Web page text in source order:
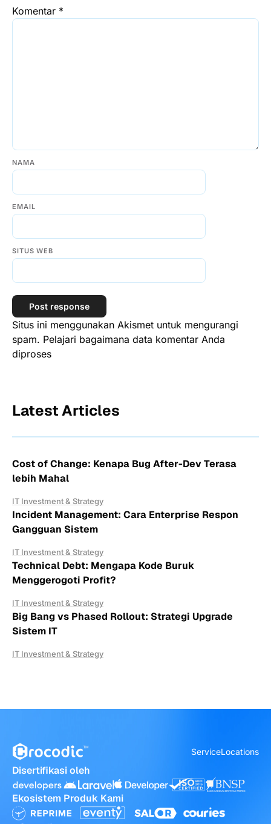
Komentar *
NAMA
EMAIL
SITUS WEB
Situs ini menggunakan Akismet untuk mengurangi
spam. Pelajari bagaimana data komentar Anda
diproses
Latest Articles
Cost of Change: Kenapa Bug After-Dev Terasa
lebih Mahal
IT Investment & Strategy
Incident Management: Cara Enterprise Respon
Gangguan Sistem
IT Investment & Strategy
Technical Debt: Mengapa Kode Buruk
Menggerogoti Profit?
IT Investment & Strategy
Big Bang vs Phased Rollout: Strategi Upgrade
Sistem IT
IT Investment & Strategy
ServiceLocations
Disertifikasi oleh
Ekosistem Produk Kami